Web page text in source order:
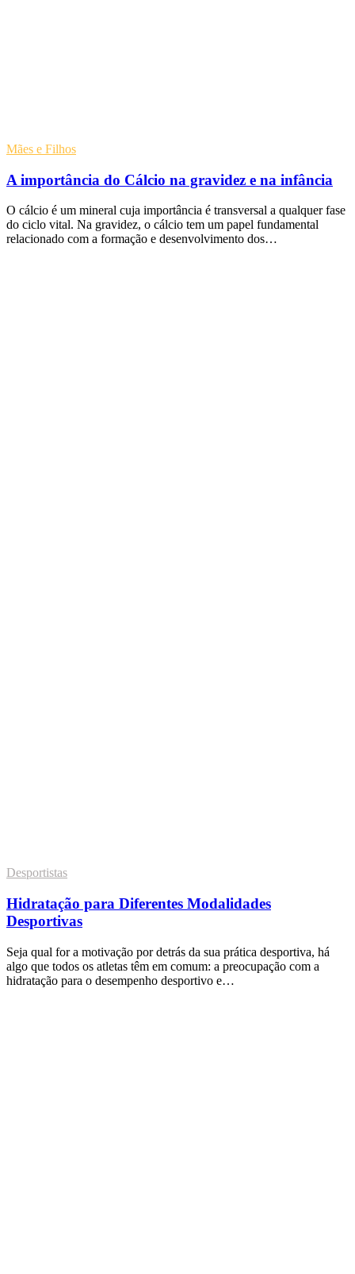
Mães e Filhos
A importância do Cálcio na gravidez e na infância
O cálcio é um mineral cuja importância é transversal a qualquer fase
do ciclo vital. Na gravidez, o cálcio tem um papel fundamental
relacionado com a formação e desenvolvimento dos…
Desportistas
Hidratação para Diferentes Modalidades
Desportivas
Seja qual for a motivação por detrás da sua prática desportiva, há
algo que todos os atletas têm em comum: a preocupação com a
hidratação para o desempenho desportivo e…